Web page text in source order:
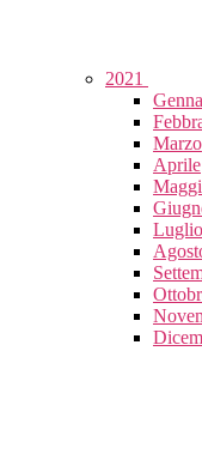
2021
Marzo
Aprile
Luglio